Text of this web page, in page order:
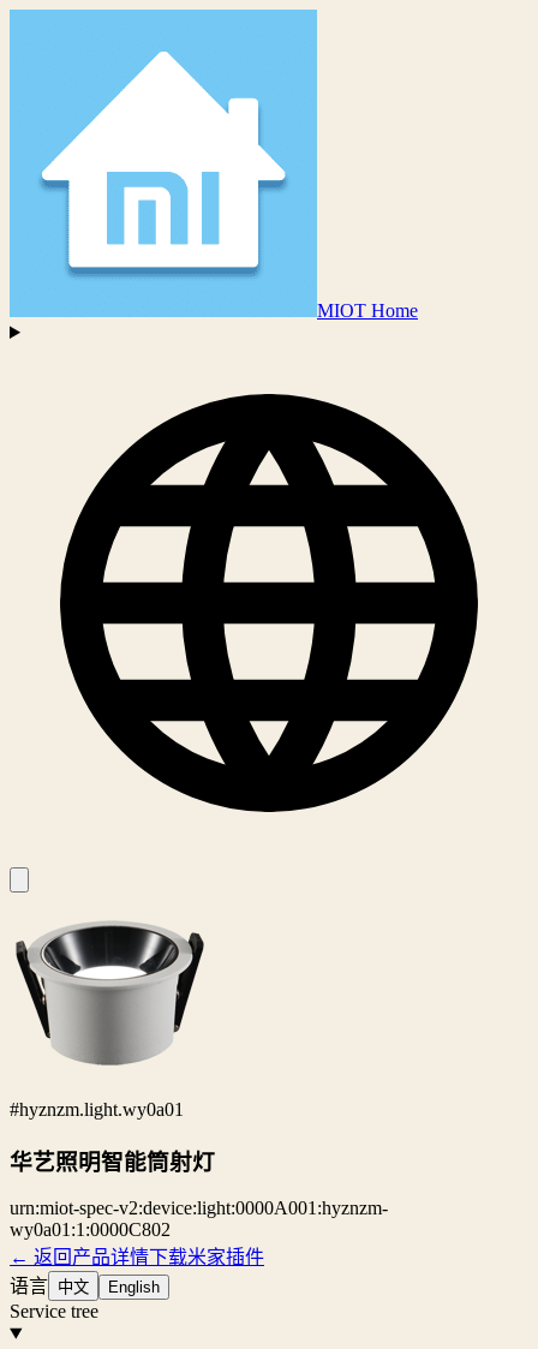
MIOT Home
#hyznzm.light.wy0a01
华艺照明智能筒射灯
urn:miot-spec-v2:device:light:0000A001:hyznzm-
wy0a01:1:0000C802
← 返回产品详情下载米家插件
语言 中文 English
Service tree